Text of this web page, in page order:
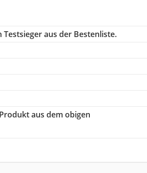
aus der Bestenliste.
aus dem obigen